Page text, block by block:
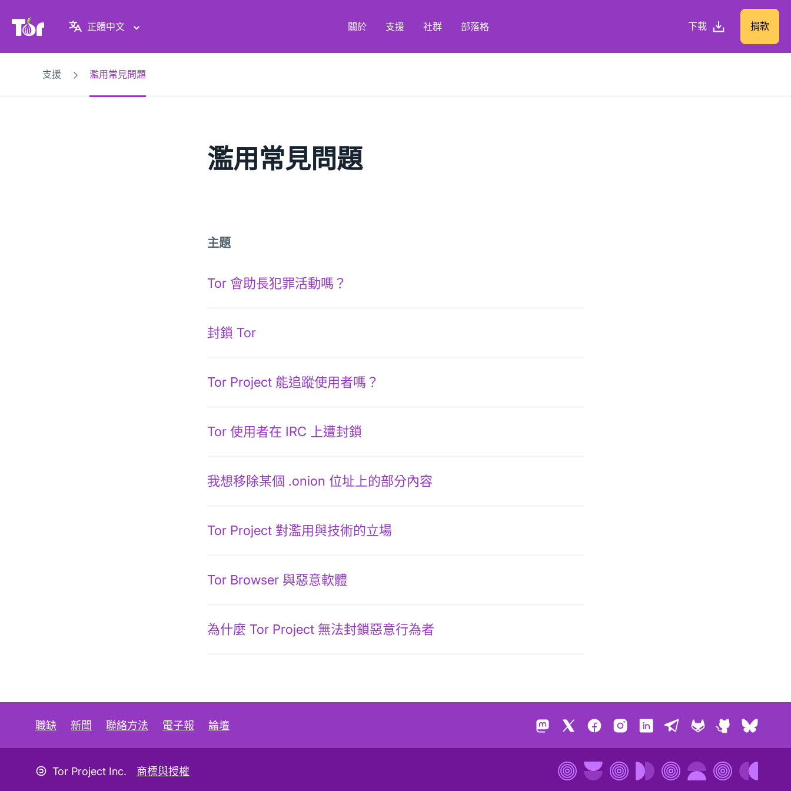
Tor Project 網站
正體中文 關於 支援 社群 部落格 下載 捐款
支援 濫用常見問題
濫用常見問題
主題
Tor 會助長犯罪活動嗎？
封鎖 Tor
Tor Project 能追蹤使用者嗎？
Tor 使用者在 IRC 上遭封鎖
我想移除某個 .onion 位址上的部分內容
Tor Project 對濫用與技術的立場
Tor Browser 與惡意軟體
為什麼 Tor Project 無法封鎖惡意行為者
職缺 新聞 聯絡方法 電子報 論壇 Mastodon FacebookInstagramLinkedInTelegram
GitLab GitHub
Copyleft 圖示
Tor Project Inc. 商標與授權